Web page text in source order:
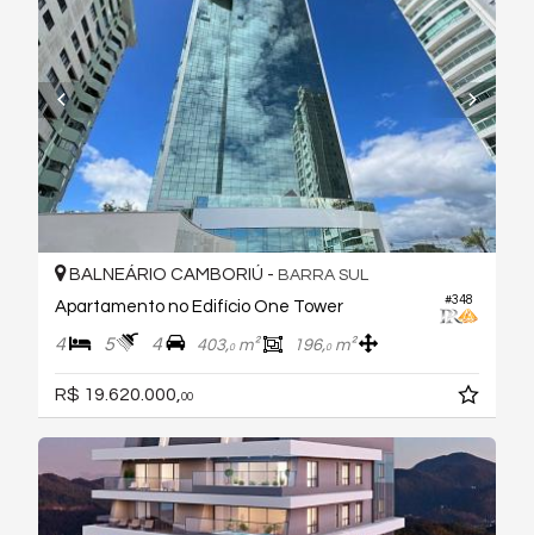
#348
BALNEÁRIO CAMBORIÚ - BARRA SUL
Apartamento no Edifício One Tower
4 5 4 403,0m² 196,0m²
R$ 19.620.000,00